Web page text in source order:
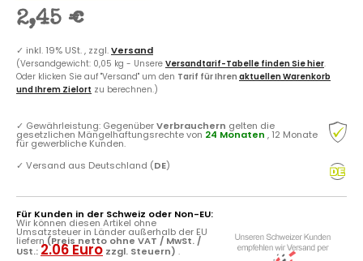
2,45 €
✓ inkl. 19% USt. , zzgl.Versand
(Versandgewicht: 0,05 kg - Unsere Versandtarif-Tabelle finden Sie hier.
Oder klicken Sie auf "Versand" um den Tarif für Ihren aktuellen Warenkorb
und Ihrem Zielort zu berechnen.)
✓ Gewährleistung: GegenüberVerbrauchern gelten die
gesetzlichen Mängelhaftungsrechte von 24 Monaten , 12 Monate
für gewerbliche Kunden.
✓ Versand aus Deutschland (DE)
Für Kunden in der Schweiz oder Non-EU:
Wir können diesen Artikel ohne
Umsatzsteuer in Länder außerhalb der EU
liefern (Preis netto ohne VAT / MwSt. /
USt.: 2.06 Euro zzgl. Steuern) .